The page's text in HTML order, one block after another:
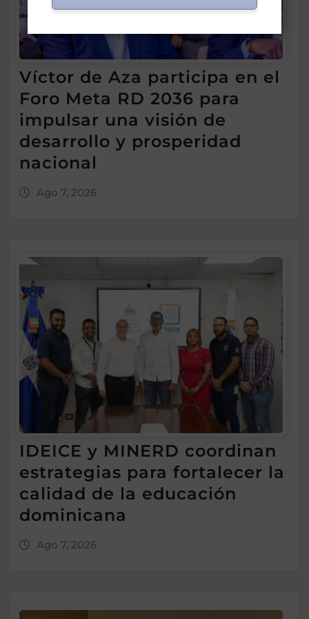
Víctor de Aza participa en el
Foro Meta RD 2036 para
impulsar una visión de
desarrollo y prosperidad
nacional
Ago 7, 2026
IDEICE y MINERD coordinan
estrategias para fortalecer la
calidad de la educación
dominicana
Ago 7, 2026